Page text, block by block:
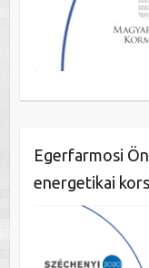
Egerfarmosi
energetikai